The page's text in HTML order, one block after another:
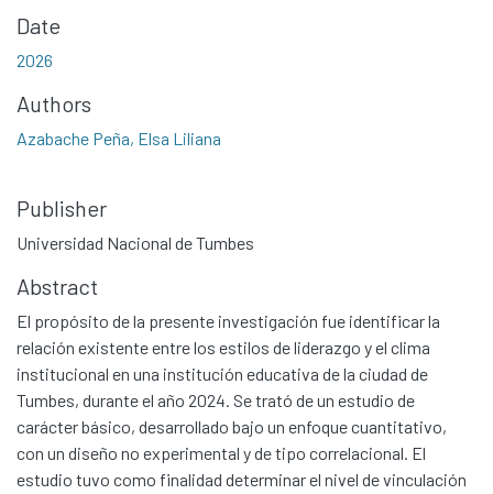
Date
2026
Authors
Azabache Peña, Elsa Liliana
Publisher
Universidad Nacional de Tumbes
Abstract
El propósito de la presente investigación fue identificar la
relación existente entre los estilos de liderazgo y el clima
institucional en una institución educativa de la ciudad de
Tumbes, durante el año 2024. Se trató de un estudio de
carácter básico, desarrollado bajo un enfoque cuantitativo,
con un diseño no experimental y de tipo correlacional. El
estudio tuvo como finalidad determinar el nivel de vinculación